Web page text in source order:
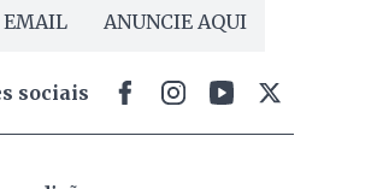
EMAIL ANUNCIE AQUI
sociais